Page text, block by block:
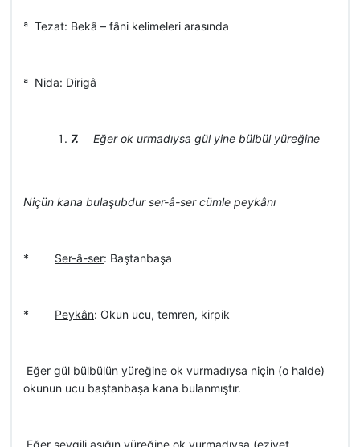
ª Tezat: Bekâ – fâni kelimeleri arasında
ª Nida: Dirigâ
7. Eğer ok urmadıysa gül yine bülbül yüreğine
Niçün kana bulaşubdur ser-â-ser cümle peykânı
* Ser-â-ser: Baştanbaşa
* Peykân: Okun ucu, temren, kirpik
 Eğer gül bülbülün yüreğine ok vurmadıysa niçin (o halde)
okunun ucu baştanbaşa kana bulanmıştır.
 Eğer sevgili aşığın yüreğine ok vurmadıysa (eziyet